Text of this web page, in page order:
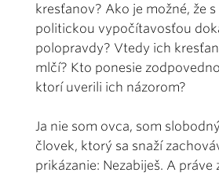
kresťanov? Ako je možné, že
politickou vypočítavosťou
polopravdy? Vtedy ich
mlčí? Kto ponesie
ktorí uverili ich názorom?
Ja nie som ovca, som
človek, ktorý sa snaží
prikázanie: Nezabiješ. A práve